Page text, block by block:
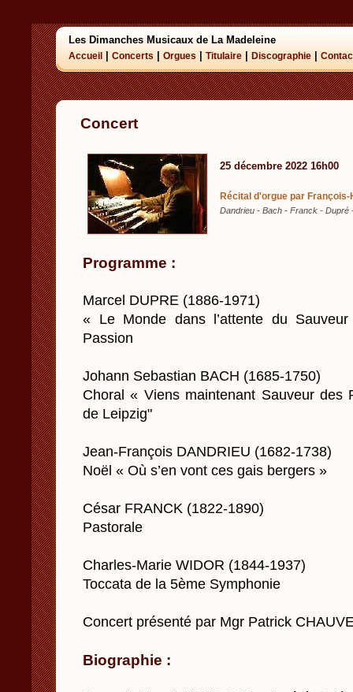
Les Dimanches Musicaux de La Madeleine
Accueil Concerts Orgues Titulaire Discographie
Concert
25 décembre 2022 16h00
Récital d'orgue par
Dandrieu - Bach - Franck - Dupré
Programme :
Marcel DUPRE (1886-1971)
« Le Monde dans l’attente du
Passion
Johann Sebastian BACH (1685-1750)
Choral « Viens maintenant Sauveur des
de Leipzig"
Jean-François DANDRIEU (1682-1738)
Noël « Où s’en vont ces gais bergers »
César FRANCK (1822-1890)
Pastorale
Charles-Marie WIDOR (1844-1937)
Toccata de la 5ème Symphonie
Concert présenté par Mgr Patrick
Biographie :